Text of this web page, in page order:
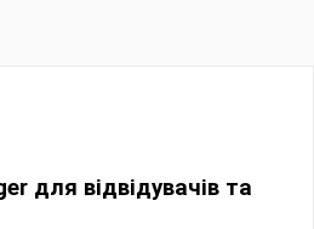
для відвідувачів та